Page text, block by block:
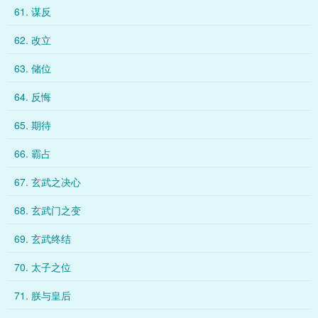
61. 谋反
62. 改立
63. 储位
64. 反悔
65. 期待
66. 霸占
67. 玄武之决心
68. 玄武门之变
69. 玄武终结
70. 太子之位
71. 朕与皇后